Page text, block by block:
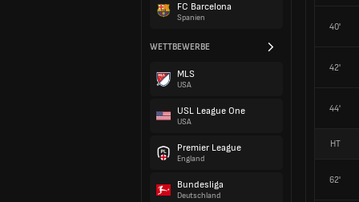
FC Barcelona
Spanien
WETTBEWERBE
MLS
USA
USL League One
USA
Premier League
England
Bundesliga
Deutschland
40'
42'
44'
HT
62'